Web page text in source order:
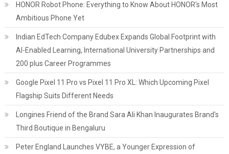
HONOR Robot Phone: Everything to Know About HONOR's Most
Ambitious Phone Yet
Indian EdTech Company Edubex Expands Global Footprint with
AI-Enabled Learning, International University Partnerships and
200 plus Career Programmes
Google Pixel 11 Pro vs Pixel 11 Pro XL: Which Upcoming Pixel
Flagship Suits Different Needs
Longines Friend of the Brand Sara Ali Khan Inaugurates Brand's
Third Boutique in Bengaluru
Peter England Launches VYBE, a Younger Expression of